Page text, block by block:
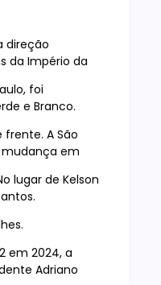
direção
da Império da
foi
e Branco.
A São
em
lugar de Kelson
em 2024, a
Adriano